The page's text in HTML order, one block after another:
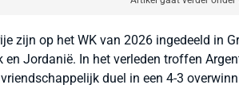
zijn op het WK van 2026 ingedeeld in
en Jordanië. In het verleden troffen
duel in een 4-3